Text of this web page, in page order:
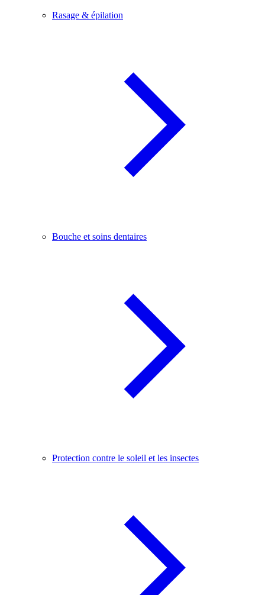
Rasage & épilation
Bouche et soins dentaires
Protection contre le soleil et les insectes